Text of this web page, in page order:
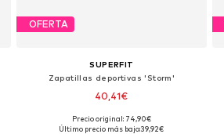
OFERTA
SUPERFIT
Zapatillas deportivas 'Storm'
40,41€
Disponible en muchas tallas
Precio original: 74,90€
Último precio más bajo:39,92€